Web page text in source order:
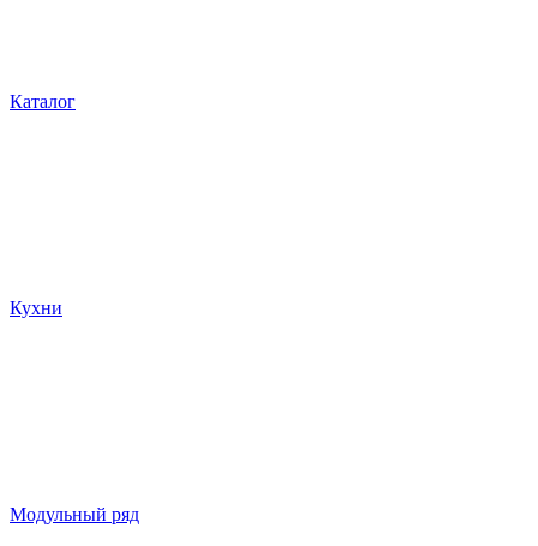
Каталог
Кухни
Модульный ряд